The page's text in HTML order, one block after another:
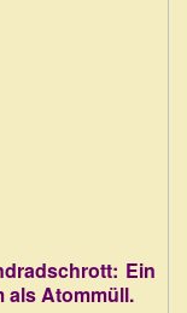
Ein
als Atommüll.